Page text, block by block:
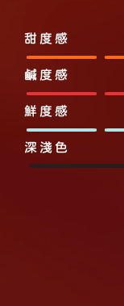
甜度感
鹹度感
鮮度感
深淺色